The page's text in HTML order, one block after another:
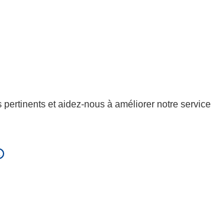
et aidez-nous à améliorer notre service